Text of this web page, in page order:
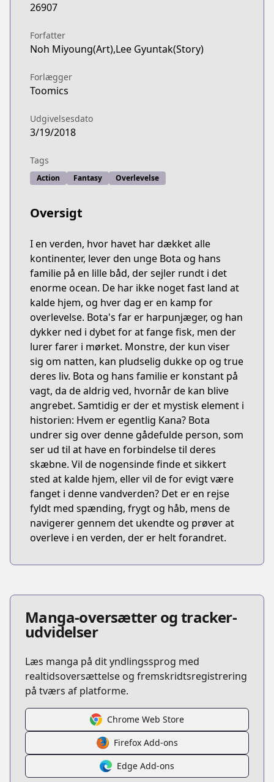
26907
Forfatter
Noh Miyoung(Art),Lee Gyuntak(Story)
Forlægger
Toomics
Udgivelsesdato
3/19/2018
Tags
Action Fantasy Overlevelse
Oversigt
I en verden, hvor havet har dækket alle
kontinenter, lever den unge Bota og hans
familie på en lille båd, der sejler rundt i det
enorme ocean. De har ikke noget fast land at
kalde hjem, og hver dag er en kamp for
overlevelse. Bota's far er harpunjæger, og han
dykker ned i dybet for at fange fisk, men der
lurer farer i mørket. Monstre, der kun viser
sig om natten, kan pludselig dukke op og true
deres liv. Bota og hans familie er konstant på
vagt, da de aldrig ved, hvornår de kan blive
angrebet. Samtidig er der et mystisk element i
historien: Hvem er egentlig Kana? Bota
undrer sig over denne gådefulde person, som
ser ud til at have en forbindelse til deres
skæbne. Vil de nogensinde finde et sikkert
sted at kalde hjem, eller vil de for evigt være
fanget i denne vandverden? Det er en rejse
fyldt med spænding, frygt og håb, mens de
navigerer gennem det ukendte og prøver at
overleve i en verden, der er helt forandret.
Manga-oversætter og tracker-
udvidelser
Læs manga på dit yndlingssprog med
realtidsoversættelse og fremskridtsregistrering
på tværs af platforme.
Chrome Web Store
Firefox Add-ons
Edge Add-ons